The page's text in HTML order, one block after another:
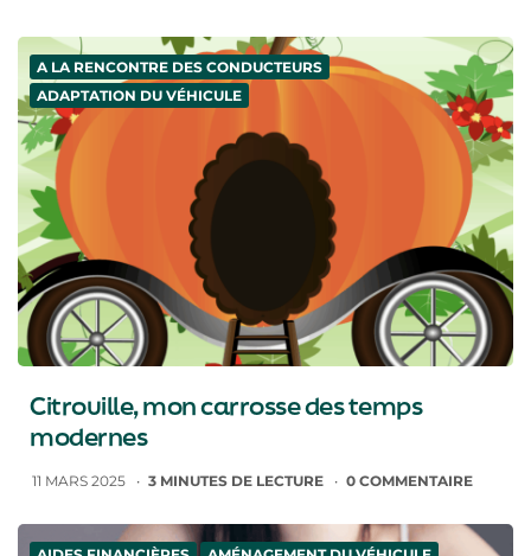
A LA RENCONTRE DES CONDUCTEURS
ADAPTATION DU VÉHICULE
Citrouille, mon carrosse des temps
modernes
11 MARS 2025 3 MINUTES DE LECTURE 0 COMMENTAIRE